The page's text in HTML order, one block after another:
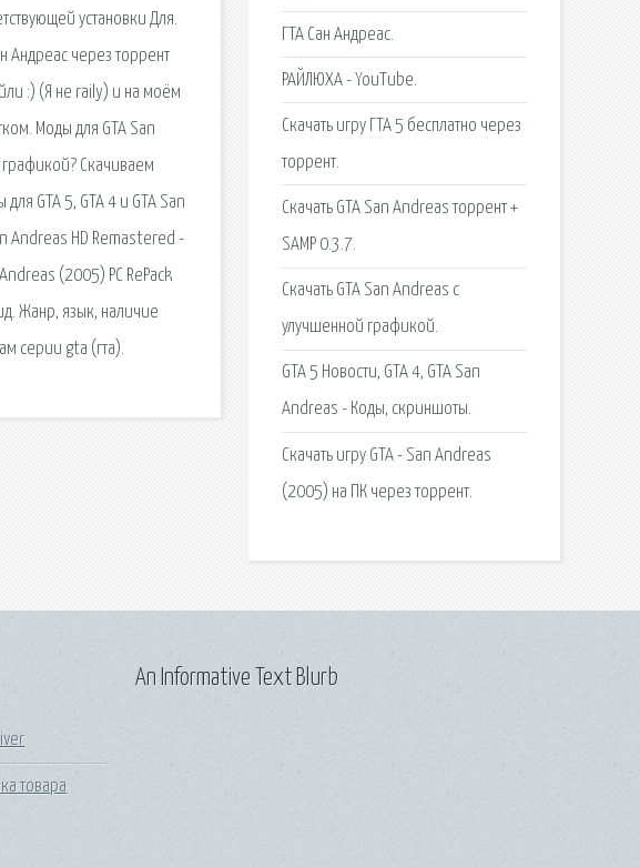
установки Для.
Андреас через торрент
:) (Я не raily) и на моём
Моды для GTA San
графикой? Скачиваем
GTA 5, GTA 4 и GTA San
Andreas HD Remastered -
(2005) PC RePack
Жанр, язык, наличие
серии gta (гта).
ГТА Сан Андреас.
РАЙЛЮХА - YouTube.
Скачать игру ГТА 5 бесплатно через
торрент.
Скачать GTA San Andreas торрент +
SAMP 0.3.7.
Скачать GTA San Andreas с
улучшенной графикой.
GTA 5 Новости, GTA 4, GTA San
Andreas - Коды, скриншоты.
Скачать игру GTA - San Andreas
(2005) на ПК через торрент.
товара
An Informative Text Blurb